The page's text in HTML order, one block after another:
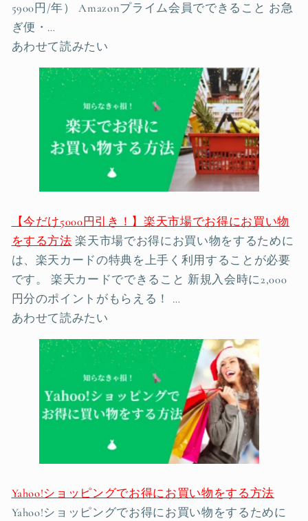
5900円/年） Amazonプライム会員でできること お急
ぎ便・…
あわせて読みたい
【今だけ5000円引き！】楽天市場でお得にお買い物
をする方法 楽天市場でお得にお買い物をするために
は、楽天カードの特典を上手く利用することが必要
です。 楽天カードでできること 新規入会時に2,000
円分のポイントがもらえる！ …
あわせて読みたい
Yahoo!ショッピングでお得にお買い物をする方法
Yahoo!ショッピングでお得にお買い物をするために